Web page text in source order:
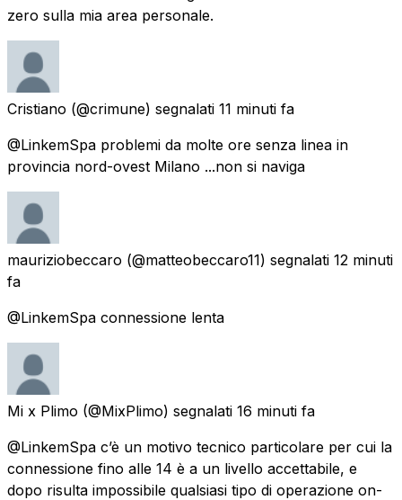
zero sulla mia area personale.
Cristiano (@crimune) segnalati 11 minuti fa
@LinkemSpa problemi da molte ore senza linea in
provincia nord-ovest Milano ...non si naviga
mauriziobeccaro (@matteobeccaro11) segnalati 12 minuti
fa
@LinkemSpa connessione lenta
Mi x Plimo (@MixPlimo) segnalati 16 minuti fa
@LinkemSpa c’è un motivo tecnico particolare per cui la
connessione fino alle 14 è a un livello accettabile, e
dopo risulta impossibile qualsiasi tipo di operazione on-